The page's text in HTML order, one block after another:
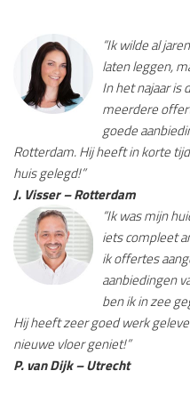
“Ik wilde al
laten leggen,
In het najaar is
meerdere
goede
Rotterdam. Hij heeft in korte
huis gelegd!”
J. Visser – Rotterdam
“Ik was mijn
iets compleet
ik offertes
aanbiedingen
ben ik in zee
Hij heeft zeer goed werk
nieuwe vloer geniet!”
P. van Dijk – Utrecht